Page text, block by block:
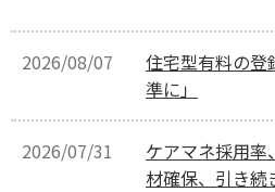
2026/08/07
住宅型有料の
準に」
2026/07/31
ケアマネ採用
材確保、引き続